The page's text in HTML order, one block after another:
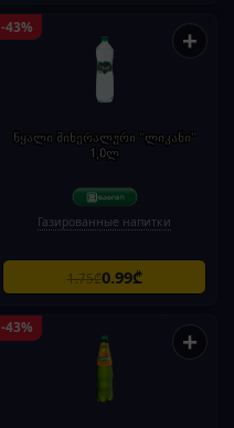
-43% +
წყალი მინერალური "ლიკანი"
1,0ლ
Газированные напитки
1.75₾0.99₾
-43% +